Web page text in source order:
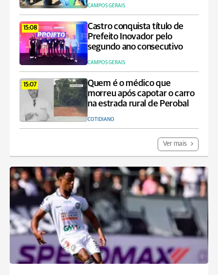
CAMPOS GERAIS
15:08
Castro conquista título de
Prefeito Inovador pelo
segundo ano consecutivo
CAMPOS GERAIS
15:07
Quem é o médico que
morreu após capotar o carro
na estrada rural de Perobal
COTIDIANO
Ver mais